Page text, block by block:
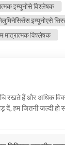
इम्युनोसे विश्लेषक
इम्यूनोएसे
मात्रात्मक विश्लेषक
रखते हैं और अधिक
दें, हम जितनी जल्दी